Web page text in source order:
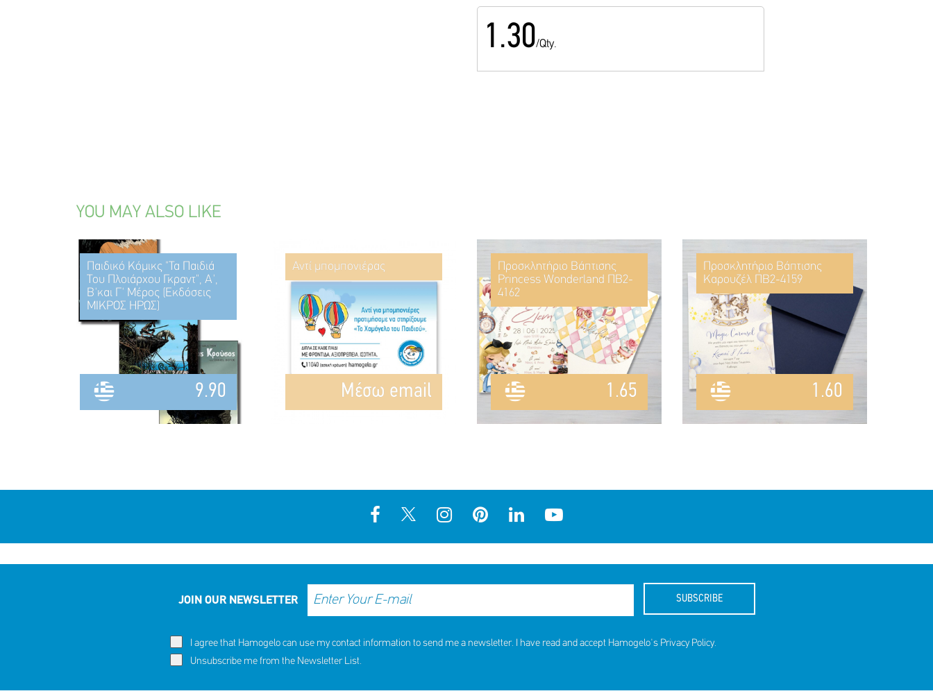
1.30/Qty.
YOU MAY ALSO LIKE
Παιδικό Κόμικς "Τα Παιδιά
Του Πλοιάρχου Γκραντ", Α',
Β'και Γ' Μέρος (Εκδόσεις
ΜΙΚΡΟΣ ΗΡΩΣ)
9.90
Αντί μπομπονιέρας
Mέσω email
Προσκλητήριο Βάπτισης
Princess Wonderland ΠΒ2-
4162
1.65
Προσκλητήριο Βάπτισης
Καρουζέλ ΠΒ2-4159
1.60
JOIN OUR NEWSLETTER SUBSCRIBE
I agree that Hamogelo can use my contact information to send me a newsletter. I have read and accept Hamogelo's Privacy Policy.
Unsubscribe me from the Newsletter List.